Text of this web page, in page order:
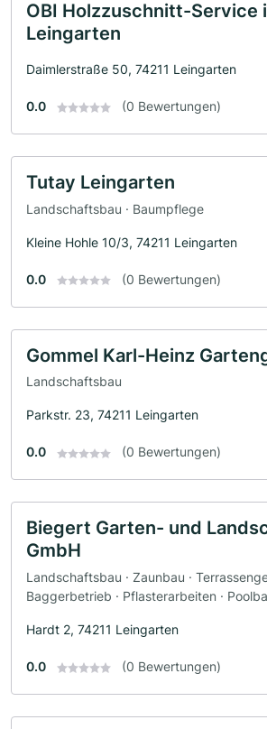
OBI Holzzuschnitt-Service
Leingarten
Daimlerstraße 50, 74211 Leingarten
0.0 (0 Bewertungen)
Tutay Leingarten
Landschaftsbau · Baumpflege
Kleine Hohle 10/3, 74211 Leingarten
0.0 (0 Bewertungen)
Gommel Karl-Heinz
Landschaftsbau
Parkstr. 23, 74211 Leingarten
0.0 (0 Bewertungen)
Biegert Garten- und
GmbH
Landschaftsbau · Zaunbau ·
Baggerbetrieb · Pflasterarbeiten ·
Hardt 2, 74211 Leingarten
0.0 (0 Bewertungen)